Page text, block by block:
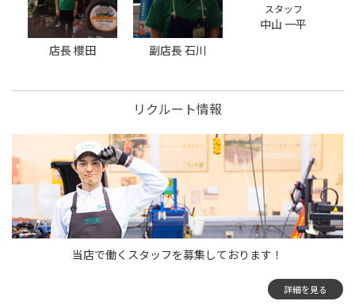
店長 櫻田 副店長 石川
スタッフ
中山 一平
リクルート情報
当店で働くスタッフを募集しております！
詳細を見る